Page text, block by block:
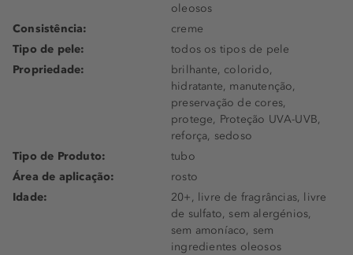
oleosos
Consistência:
creme
Tipo de pele:
todos os tipos de pele
Propriedade:
brilhante, colorido,
hidratante, manutenção,
preservação de cores,
protege, Proteção UVA-UVB,
reforça, sedoso
Tipo de Produto:
tubo
Área de aplicação:
rosto
Idade:
20+, livre de fragrâncias, livre
de sulfato, sem alergénios,
sem amoníaco, sem
ingredientes oleosos